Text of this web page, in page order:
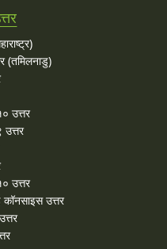
(तमिलनाडु)
उत्तर
उत्तर
उत्तर
उत्तर